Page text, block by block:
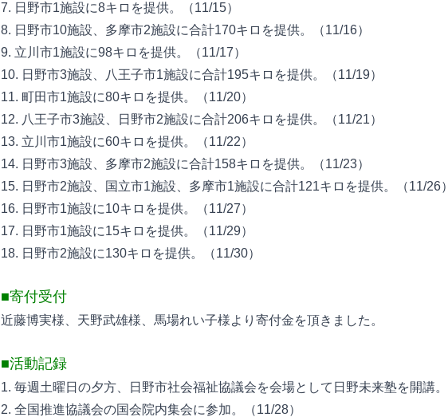
7. 日野市1施設に8キロを提供。（11/15）
8. 日野市10施設、多摩市2施設に合計170キロを提供。（11/16）
9. 立川市1施設に98キロを提供。（11/17）
10. 日野市3施設、八王子市1施設に合計195キロを提供。（11/19）
11. 町田市1施設に80キロを提供。（11/20）
12. 八王子市3施設、日野市2施設に合計206キロを提供。（11/21）
13. 立川市1施設に60キロを提供。（11/22）
14. 日野市3施設、多摩市2施設に合計158キロを提供。（11/23）
15. 日野市2施設、国立市1施設、多摩市1施設に合計121キロを提供。（11/26）
16. 日野市1施設に10キロを提供。（11/27）
17. 日野市1施設に15キロを提供。（11/29）
18. 日野市2施設に130キロを提供。（11/30）
■寄付受付
近藤博実様、天野武雄様、馬場れい子様より寄付金を頂きました。
■活動記録
1. 毎週土曜日の夕方、日野市社会福祉協議会を会場として日野未来塾を開講。
2. 全国推進協議会の国会院内集会に参加。（11/28）